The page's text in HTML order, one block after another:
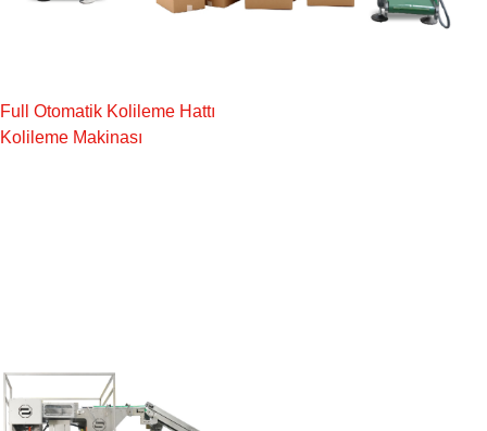
Full Otomatik Kolileme Hattı
Kolileme Makinası